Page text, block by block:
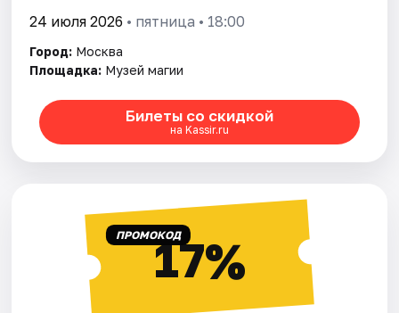
24 июля 2026 • пятница • 18:00
Город: Москва
Площадка: Музей магии
Билеты со скидкой
на Kassir.ru
ПРОМОКОД17%